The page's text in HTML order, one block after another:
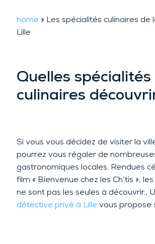
home » Les spécialités culinaires de
Lille
Quelles spécialités
culinaires
Si vous vous décidez de visiter la
pourrez vous régaler de
gastronomiques locales. Rendues
film « Bienvenue chez les Ch’tis »,
ne sont pas les seules à découvrir.,
détective privé à Lille vous propose